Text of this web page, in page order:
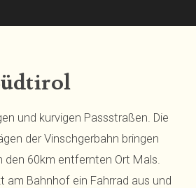
und kurvigen Passstraßen. Die
der Vinschgerbahn bringen
den 60km entfernten Ort Mals.
am Bahnhof ein Fahrrad aus und